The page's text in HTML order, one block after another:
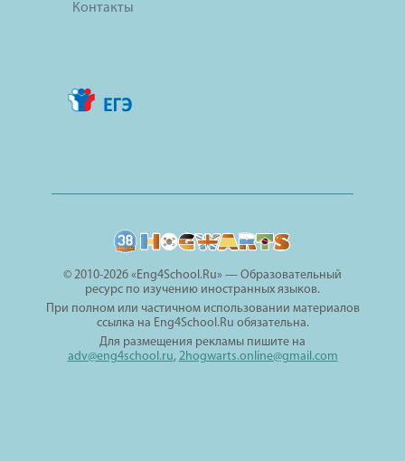
Контакты
© 2010-2026 «Eng4School.Ru» — Образовательный
ресурс по изучению иностранных языков.
При полном или частичном использовании материалов
ссылка на Eng4School.Ru обязательна.
Для размещения рекламы пишите на
adv@eng4school.ru, 2hogwarts.online@gmail.com